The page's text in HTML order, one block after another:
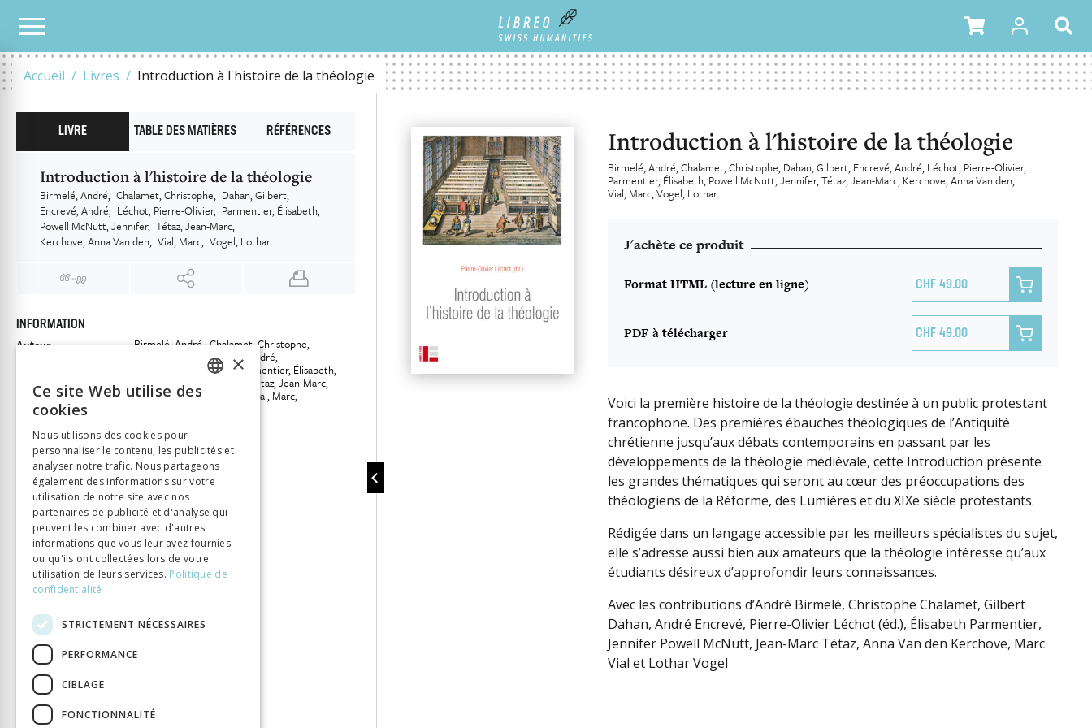
Accueil Livres Introduction à l'histoire de la théologie
NOTRE CATALOGUE
Introduction à l'histoire de la théologie
Birmelé, André Chalamet, Christophe Dahan, Gilbert Encrevé, André Léchot, Pierre-Olivier
Parmentier, Élisabeth Powell McNutt, Jennifer Tétaz, Jean-Marc Kerchove, Anna Van den
Vial, Marc Vogel, Lothar
J'achète ce produit
Format HTML (lecture en ligne) 49.00 
PDF à télécharger 49.00 
Voici la première histoire de la théologie destinée à un public protestant
francophone. Des premières ébauches théologiques de l’Antiquité
chrétienne jusqu’aux débats contemporains en passant par les
développements de la théologie médiévale, cette Introduction présente
les grandes thématiques qui seront au cœur des préoccupations des
théologiens de la Réforme, des Lumières et du XIXe siècle protestants.
Rédigée dans un langage accessible par les meilleurs spécialistes du sujet,
elle s’adresse aussi bien aux amateurs que la théologie intéresse qu’aux
étudiants désireux d’approfondir leurs connaissances.
Avec les contributions d’André Birmelé, Christophe Chalamet, Gilbert
Dahan, André Encrevé, Pierre-Olivier Léchot (éd.), Élisabeth Parmentier,
Jennifer Powell McNutt, Jean-Marc Tétaz, Anna Van den Kerchove, Marc
Vial et Lothar Vogel
LIVRE TABLE DES MATIÈRES RÉFÉRENCES
Introduction à l'histoire de la théologie
Birmelé, André Chalamet, Christophe Dahan, Gilbert
Encrevé, André Léchot, Pierre-Olivier Parmentier, Élisabeth
Powell McNutt, Jennifer Tétaz, Jean-Marc
Kerchove, Anna Van den Vial, Marc Vogel, Lothar
INFORMATION
Auteur Birmelé, André Chalamet, Christophe
Encrevé, André
Léchot, Pierre-Olivier
Parmentier, Élisabeth
Powell McNutt, Jennifer
Tétaz, Jean-Marc
Kerchove, Anna Van den
Vial, Marc
Éditeur
Labor et Fides
ISBN
9782830916171
Langue
Français
Collection
Introductions
Nombre de pages
650
Parution
24 oct. 2018
Thème
Lumières
Format
148 x 225
ITALIAN
×
Ce site Web utilise des
cookies
Nous utilisons des cookies pour
personnaliser le contenu, les publicités et
analyser notre trafic. Nous partageons
également des informations sur votre
utilisation de notre site avec nos
partenaires de publicité et d'analyse qui
peuvent les combiner avec d'autres
informations que vous leur avez fournies
ou qu'ils ont collectées lors de votre
utilisation de leurs services. Politique de
confidentialité
STRICTEMENT NÉCESSAIRES
PERFORMANCE
CIBLAGE
FONCTIONNALITÉ